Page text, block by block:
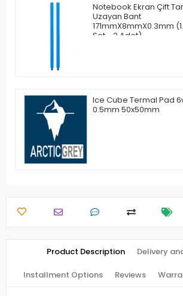
Notebook Ekran Çift
Uzayan Bant
171mmX8mmX0.3mm (1
Set - 2 Adet)
Ice Cube Termal Pad
0.5mm 50x50mm
Product Description Delivery
Installment Options Reviews